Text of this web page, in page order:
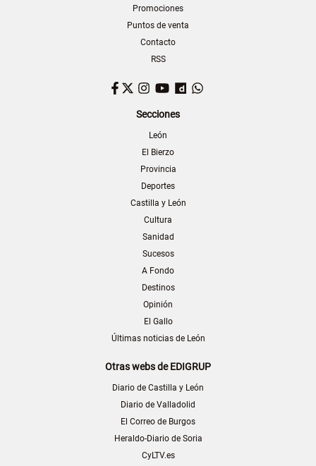
Promociones
Puntos de venta
Contacto
RSS
Facebook
TwitterInstagram
YouTubeDailymotion
Secciones
León
El Bierzo
Provincia
Deportes
Castilla y León
Cultura
Sanidad
Sucesos
A Fondo
Destinos
Opinión
El Gallo
Últimas noticias de León
Otras webs de EDIGRUP
Diario de Castilla y León
Diario de Valladolid
El Correo de Burgos
Heraldo-Diario de Soria
CyLTV.es